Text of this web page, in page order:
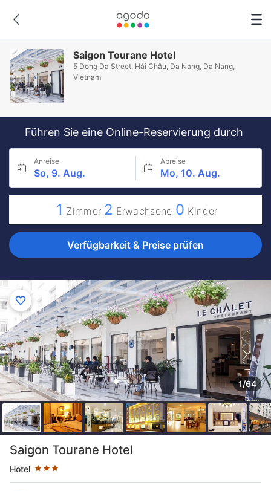
Saigon Tourane Hotel
5 Dong Da Street, Hải Châu, Da Nang, Da Nang,
Vietnam
Führen Sie eine Online-Reservierung durch
Anreise
So, 9. Aug.
Abreise
Mo, 10. Aug.
1 Zimmer 2 Erwachsene 0 Kinder
Verfügbarkeit & Preise prüfen
1/64
Saigon Tourane Hotel
Hotel
Sternekategorie: 3 Sterne